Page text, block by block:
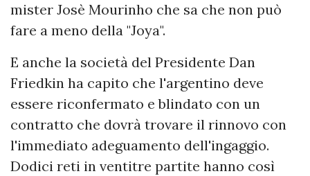
mister Josè Mourinho che sa che non può
fare a meno della "Joya".
E anche la società del Presidente Dan
Friedkin ha capito che l'argentino deve
essere riconfermato e blindato con un
contratto che dovrà trovare il rinnovo con
l'immediato adeguamento dell'ingaggio.
Dodici reti in ventitre partite hanno così